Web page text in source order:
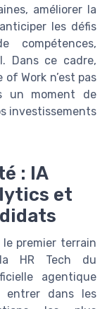
améliorer la
les défis
Dans ce cadre,
Work n’est pas
un moment de
investissements
: IA
et
premier terrain
la HR Tech du
agentique
entrer dans les